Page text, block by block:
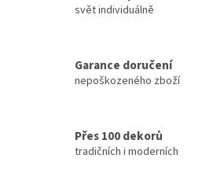
svět individuálně
Garance doručení
nepoškozeného zboží
Přes 100 dekorů
tradičních i moderních